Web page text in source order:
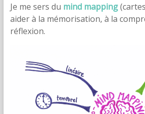
Je me sers du mind mapping
aider à la mémorisation, à la
réflexion.